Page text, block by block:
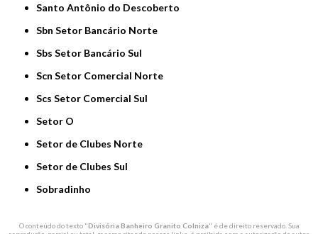
Santo Antônio do Descoberto
Sbn Setor Bancário Norte
Sbs Setor Bancário Sul
Scn Setor Comercial Norte
Scs Setor Comercial Sul
Setor O
Setor de Clubes Norte
Setor de Clubes Sul
Sobradinho
O conteúdo do texto "Divisória Banheiro Granito Colniza" é de direito reservado. Sua